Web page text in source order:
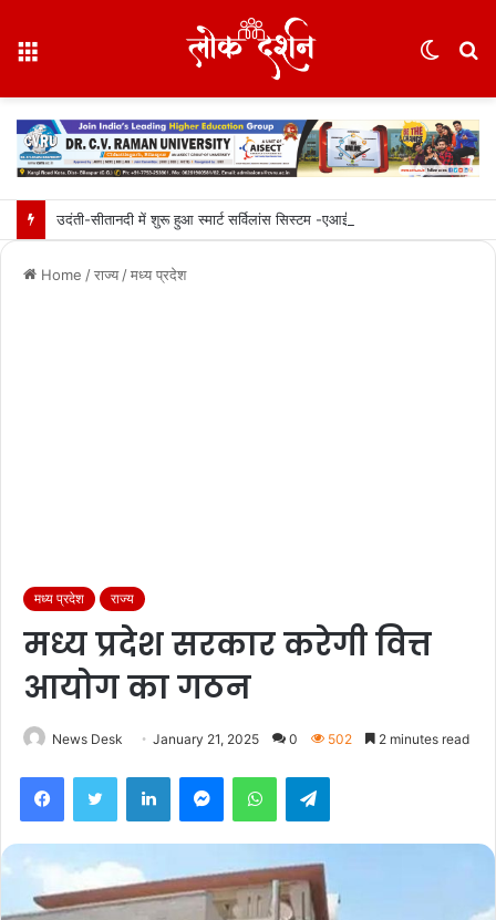
Home /राज्य /मध्य प्रदेश
मध्य प्रदेश राज्य
मध्य प्रदेश सरकार करेगी वित्त
आयोग का गठन
News Desk January 21, 2025 0 502 2 minutes read